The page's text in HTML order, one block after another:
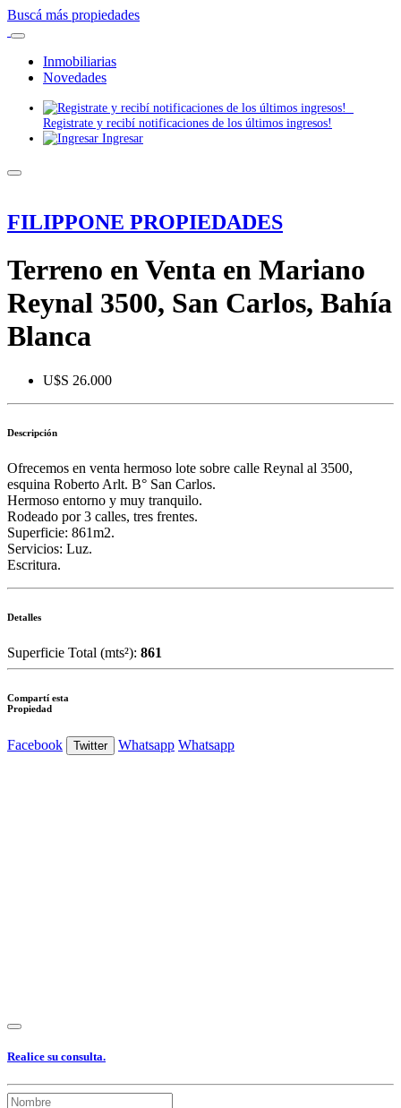
Buscá más propiedades
Inmobiliarias
Novedades
Registrate y recibí notificaciones de los últimos ingresos!
Ingresar
FILIPPONE PROPIEDADES
Terreno en Venta en Mariano
Reynal 3500, San Carlos, Bahía
Blanca
U$S 26.000
Descripción
Ofrecemos en venta hermoso lote sobre calle Reynal al 3500,
esquina Roberto Arlt. B° San Carlos.
Hermoso entorno y muy tranquilo.
Rodeado por 3 calles, tres frentes.
Superficie: 861m2.
Servicios: Luz.
Escritura.
Detalles
Superficie Total (mts²): 861
Compartí esta
Propiedad
Facebook Twitter Whatsapp Whatsapp
Realice su consulta.